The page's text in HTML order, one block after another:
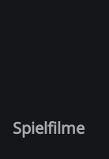
Spielfilme